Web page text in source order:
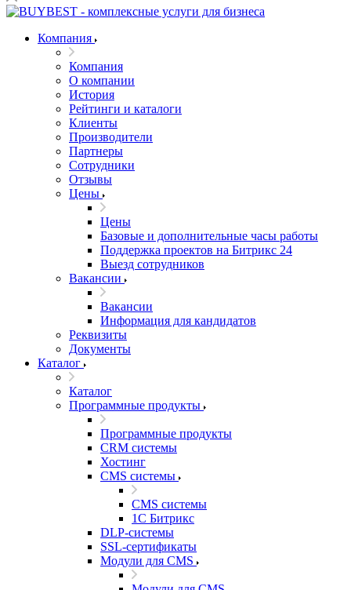
Компания
Компания
О компании
История
Рейтинги и каталоги
Клиенты
Производители
Партнеры
Сотрудники
Отзывы
Цены
Цены
Базовые и дополнительные часы работы
Поддержка проектов на Битрикс 24
Выезд сотрудников
Вакансии
Вакансии
Информация для кандидатов
Реквизиты
Документы
Каталог
Каталог
Программные продукты
Программные продукты
CRM системы
Хостинг
CMS системы
CMS системы
1С Битрикс
DLP‑системы
SSL-сертификаты
Модули для CMS